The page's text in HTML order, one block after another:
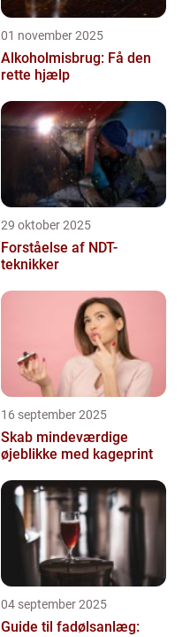
01 november 2025
Alkoholmisbrug: Få den
rette hjælp
29 oktober 2025
Forståelse af NDT-
teknikker
16 september 2025
Skab mindeværdige
øjeblikke med kageprint
04 september 2025
Guide til fadølsanlæg: